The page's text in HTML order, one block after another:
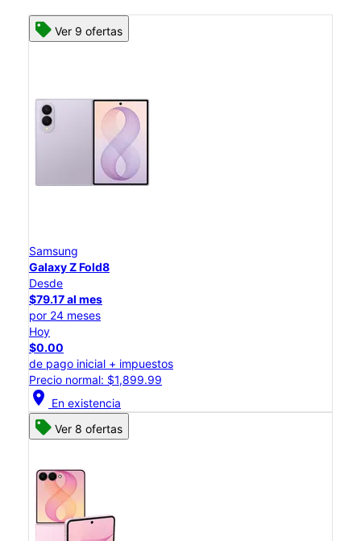
Ver 9 ofertas
Samsung
Galaxy Z Fold8
Desde
$79.17 al mes
por 24 meses
Hoy
$0.00
de pago inicial + impuestos
Precio normal: $1,899.99
location_on En existencia
Ver 8 ofertas